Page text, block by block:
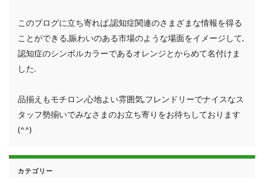
このブログに立ち寄れば,認知症関連のさまざまな情報を得る
ことができる,賑わいのある市場のような場面をイメージして,
認知症のシンボルカラーであるオレンジとからめて名付けま
した.
品揃えもモチロン,心地よい雰囲気,フレンドリーでナイスなス
タッフ勢揃いでみなさまのお立ち寄りをお待ちしております
(^^)
カテゴリー